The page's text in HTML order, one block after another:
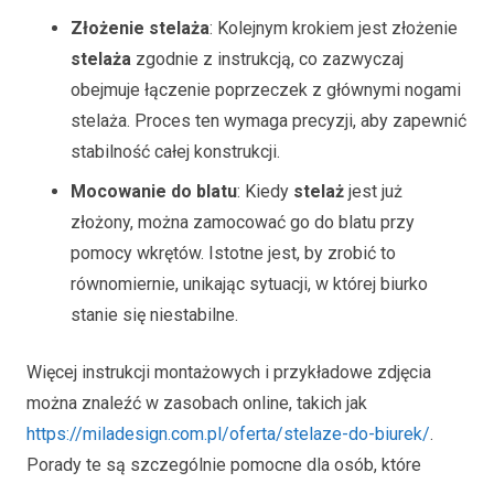
Złożenie stelaża: Kolejnym krokiem jest złożenie
stelaża zgodnie z instrukcją, co zazwyczaj
obejmuje łączenie poprzeczek z głównymi nogami
stelaża. Proces ten wymaga precyzji, aby zapewnić
stabilność całej konstrukcji.
Mocowanie do blatu: Kiedy stelaż jest już
złożony, można zamocować go do blatu przy
pomocy wkrętów. Istotne jest, by zrobić to
równomiernie, unikając sytuacji, w której biurko
stanie się niestabilne.
Więcej instrukcji montażowych i przykładowe zdjęcia
można znaleźć w zasobach online, takich jak
https://miladesign.com.pl/oferta/stelaze-do-biurek/.
Porady te są szczególnie pomocne dla osób, które